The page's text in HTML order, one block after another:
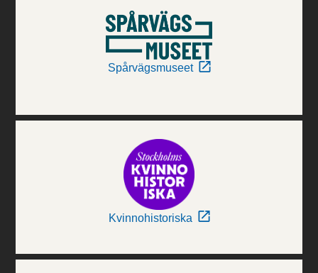
Spårvägsmuseet
Kvinnohistoriska